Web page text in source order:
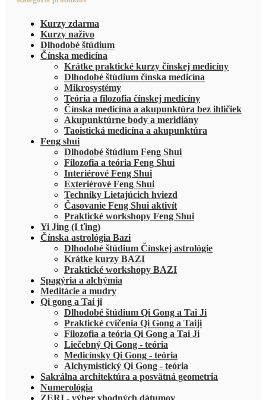
Kurzy zdarma
Kurzy naživo
Dlhodobé štúdium
Čínska medicína
Krátke praktické kurzy čínskej medicíny
Dlhodobé štúdium čínska medicína
Mikrosystémy
Teória a filozofia čínskej medicíny
Čínska medicína a akupunktúra bez ihličiek
Akupunktúrne body a meridiány
Taoistická medicína a akupunktúra
Feng shui
Dlhodobé štúdium Feng Shui
Filozofia a teória Feng Shui
Interiérové Feng Shui
Exteriérové Feng Shui
Techniky Lietajúcich hviezd
Časovanie Feng Shui aktivít
Praktické workshopy Feng Shui
Yi Jing (I ťing)
Čínska astrológia Bazi
Dlhodobé štúdium Čínskej astrológie
Krátke kurzy BAZI
Praktické workshopy BAZI
Spagýria a alchýmia
Meditácie a mudry
Qi gong a Tai ji
Dlhodobé štúdium Qi Gong a Tai Ji
Praktické cvičenia Qi Gong a Taiji
Filozofia a teória Qi Gong a Tai Ji
Liečebný Qi Gong - teória
Medicínsky Qi Gong - teória
Alchymistický Qi Gong - teória
Sakrálna architektúra a posvätná geometria
Numerológia
ZERI - výber vhodných dátumov